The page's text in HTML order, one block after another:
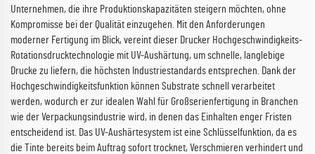
Unternehmen, die ihre Produktionskapazitäten steigern möchten, ohne
Kompromisse bei der Qualität einzugehen. Mit den Anforderungen
moderner Fertigung im Blick, vereint dieser Drucker Hochgeschwindigkeits-
Rotationsdrucktechnologie mit UV-Aushärtung, um schnelle, langlebige
Drucke zu liefern, die höchsten Industriestandards entsprechen. Dank der
Hochgeschwindigkeitsfunktion können Substrate schnell verarbeitet
werden, wodurch er zur idealen Wahl für Großserienfertigung in Branchen
wie der Verpackungsindustrie wird, in denen das Einhalten enger Fristen
entscheidend ist. Das UV-Aushärtesystem ist eine Schlüsselfunktion, da es
die Tinte bereits beim Auftrag sofort trocknet, Verschmieren verhindert und